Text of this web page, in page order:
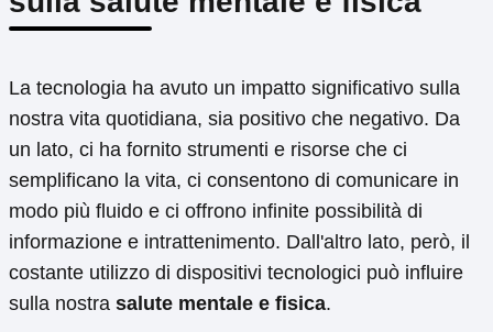
La tecnologia ha avuto un impatto significativo sulla
nostra vita quotidiana, sia positivo che negativo. Da
un lato, ci ha fornito strumenti e risorse che ci
semplificano la vita, ci consentono di comunicare in
modo più fluido e ci offrono infinite possibilità di
informazione e intrattenimento. Dall'altro lato, però, il
costante utilizzo di dispositivi tecnologici può influire
sulla nostra salute mentale e fisica.